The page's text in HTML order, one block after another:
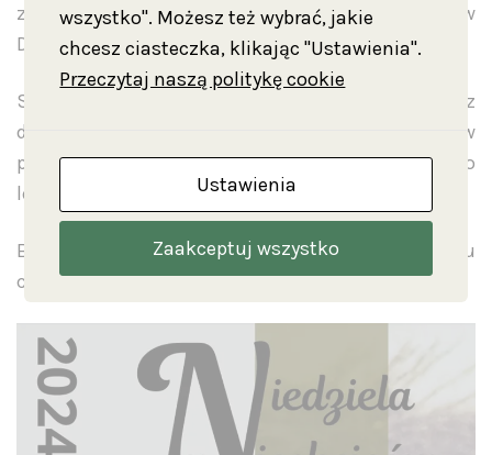
zwiedzenia nowej ekspozycji prezentowanej w
Dworku.
Serdecznie zapraszamy i zachęcamy do przybycia z
dodanym do stroju akcentem z epoki, bądź w
przebraniu, a także zabrania ze sobą kocyków albo
leżaków.
Bilet wstępu zgodnie w obowiązującym w Dworku
cennikiem.
wszystko". Możesz też wybrać, jakie
chcesz ciasteczka, klikając "Ustawienia".
Przeczytaj naszą politykę cookie
Ustawienia
Zaakceptuj wszystko